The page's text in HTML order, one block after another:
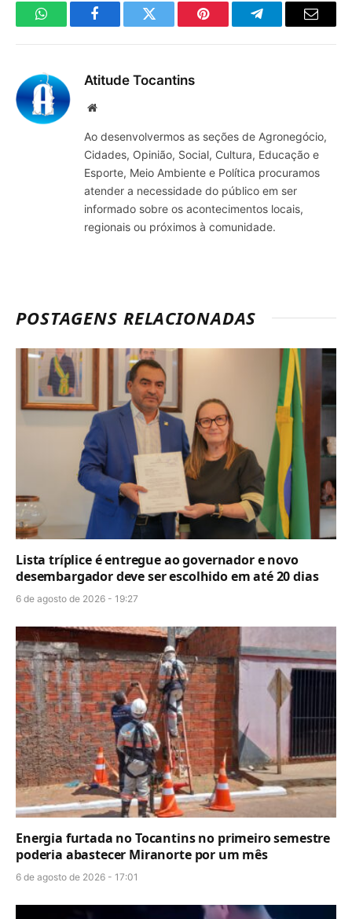
WhatsAppFacebookTwitter Pinterest TelegramaE-
Atitude Tocantins
Site
Ao desenvolvermos as seções de Agronegócio,
Cidades, Opinião, Social, Cultura, Educação e
Esporte, Meio Ambiente e Política procuramos
atender a necessidade do público em ser
informado sobre os acontecimentos locais,
regionais ou próximos à comunidade.
POSTAGENS RELACIONADAS
Lista tríplice é entregue ao governador e novo
desembargador deve ser escolhido em até 20 dias
6 de agosto de 2026 - 19:27
Energia furtada no Tocantins no primeiro semestre
poderia abastecer Miranorte por um mês
6 de agosto de 2026 - 17:01